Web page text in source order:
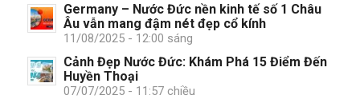
Germany – Nước Đức nền kinh tế số 1 Châu
Âu vẫn mang đậm nét đẹp cổ kính
11/08/2025 - 12:00 sáng
Cảnh Đẹp Nước Đức: Khám Phá 15 Điểm Đến
Huyền Thoại
07/07/2025 - 11:57 chiều